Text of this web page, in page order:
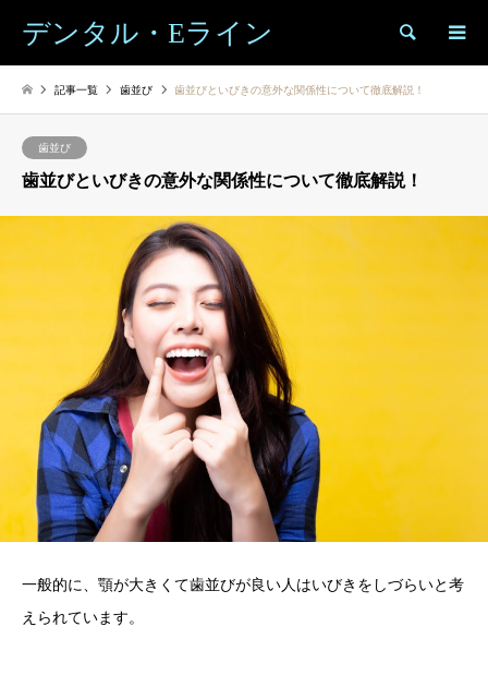
デンタル・Eライン 検索
記事一覧 歯並び 歯並びといびきの意外な関係性について徹底解説！
歯並び
歯並びといびきの意外な関係性について徹底解説！
一般的に、顎が大きくて歯並びが良い人はいびきをしづらいと考
えられています。